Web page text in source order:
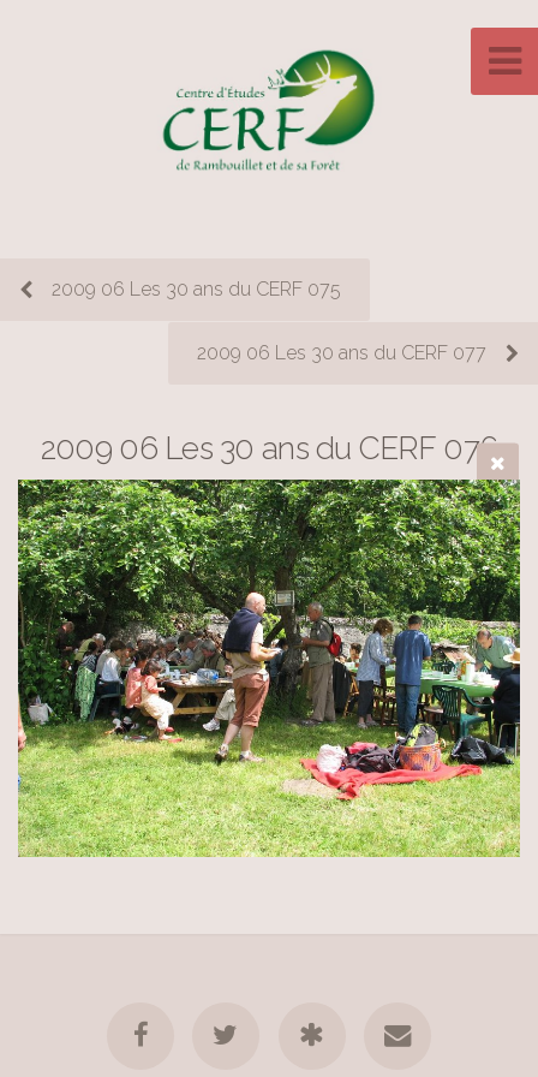
2009 06 Les 30 ans du CERF 075
2009 06 Les 30 ans du CERF 077
2009 06 Les 30 ans du CERF 076